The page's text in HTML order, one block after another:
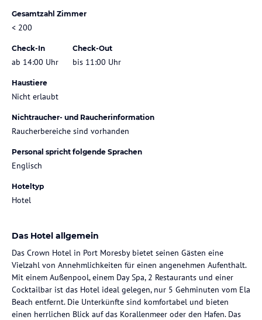
Gesamtzahl Zimmer
< 200
Check-In
ab 14:00 Uhr
Check-Out
bis 11:00 Uhr
Haustiere
Nicht erlaubt
Nichtraucher- und Raucherinformation
Raucherbereiche sind vorhanden
Personal spricht folgende Sprachen
Englisch
Hoteltyp
Hotel
Das Hotel allgemein
Das Crown Hotel in Port Moresby bietet seinen Gästen eine
Vielzahl von Annehmlichkeiten für einen angenehmen Aufenthalt.
Mit einem Außenpool, einem Day Spa, 2 Restaurants und einer
Cocktailbar ist das Hotel ideal gelegen, nur 5 Gehminuten vom Ela
Beach entfernt. Die Unterkünfte sind komfortabel und bieten
einen herrlichen Blick auf das Korallenmeer oder den Hafen. Das